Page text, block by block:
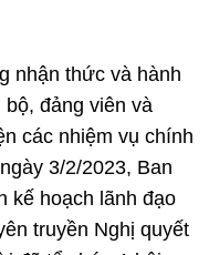
nhận thức và hành
đảng viên và
các nhiệm vụ chính
3/2/2023, Ban
kế hoạch lãnh đạo
truyền Nghị quyết